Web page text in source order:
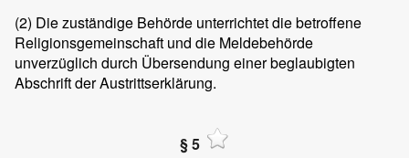
(2) Die zuständige Behörde unterrichtet die betroffene
Religionsgemeinschaft und die Meldebehörde
unverzüglich durch Übersendung einer beglaubigten
Abschrift der Austrittserklärung.
§ 5